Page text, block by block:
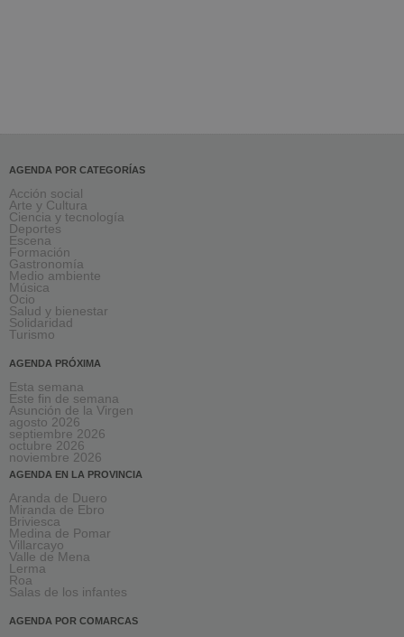
AGENDA POR CATEGORÍAS
Acción social
Arte y Cultura
Ciencia y tecnología
Deportes
Escena
Formación
Gastronomía
Medio ambiente
Música
Ocio
Salud y bienestar
Solidaridad
Turismo
AGENDA PRÓXIMA
Esta semana
Este fin de semana
Asunción de la Virgen
agosto 2026
septiembre 2026
octubre 2026
noviembre 2026
AGENDA EN LA PROVINCIA
Aranda de Duero
Miranda de Ebro
Briviesca
Medina de Pomar
Villarcayo
Valle de Mena
Lerma
Roa
Salas de los infantes
AGENDA POR COMARCAS